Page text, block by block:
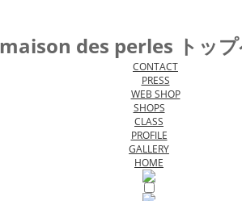
maison des perles トッ
CONTACT
PRESS
WEB SHOP
SHOPS
CLASS
PROFILE
GALLERY
HOME